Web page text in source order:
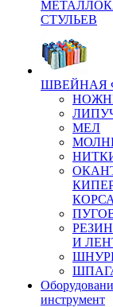
СТУЛЬЕВ
ШВЕЙНАЯ
МЕЛ
И
инструмент